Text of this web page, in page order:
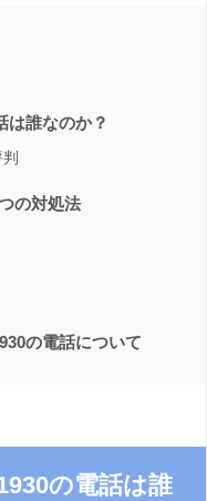
は誰なのか？
の対処法
の電話について
の電話は誰